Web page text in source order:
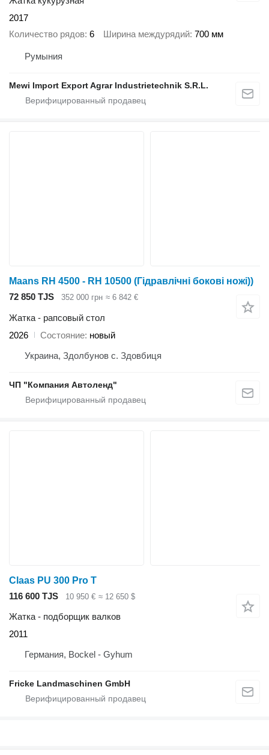
2017
Количество рядов 6 Ширина междурядий 700 мм
Румыния
Mewi Import Export Agrar Industrietechnik S.R.L.
Maans RH 4500 - RH 10500 (Гідравлічні бокові ножі))
72 850 TJS
352 000 грн ≈ 6 842 €
Жатка - рапсовый стол
2026
Состояние новый
Украина, Здолбунов с. Здовбиця
ЧП "Компания Автоленд"
Claas PU 300 Pro T
116 600 TJS
10 950 € ≈ 12 650 $
Жатка - подборщик валков
2011
Германия, Bockel - Gyhum
Fricke Landmaschinen GmbH